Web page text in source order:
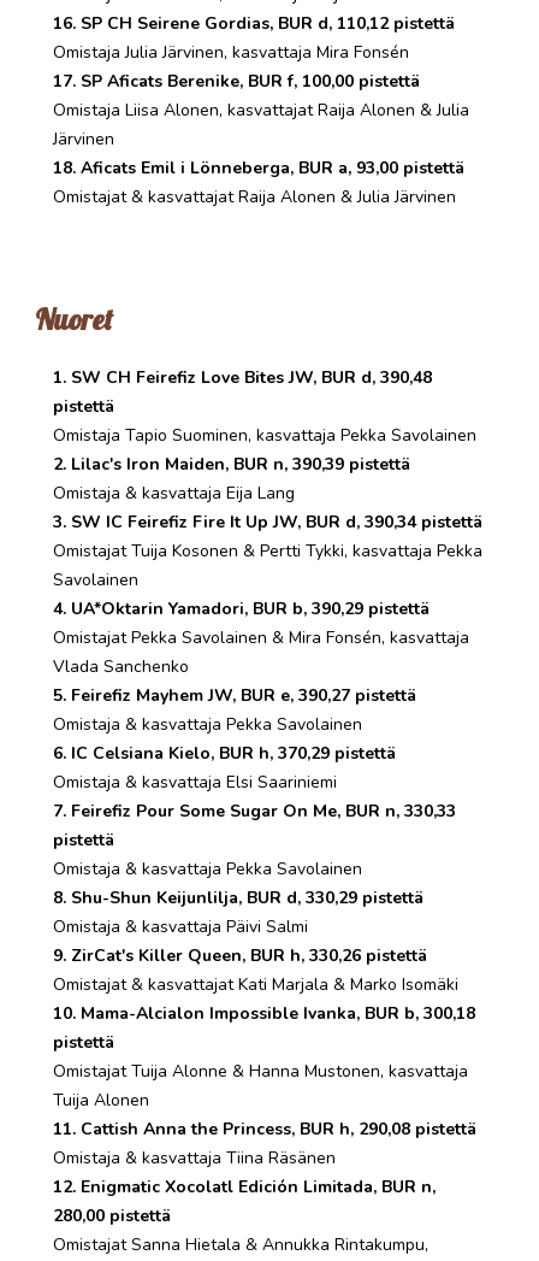
16. SP CH Seirene Gordias, BUR d, 110,12 pistettä
Omistaja Julia Järvinen, kasvattaja Mira Fonsén
17. SP Aficats Berenike, BUR f, 100,00 pistettä
Omistaja Liisa Alonen, kasvattajat Raija Alonen & Julia
Järvinen
18. Aficats Emil i Lönneberga, BUR a, 93,00 pistettä
Omistajat & kasvattajat Raija Alonen & Julia Järvinen
Nuoret
1. SW CH Feirefiz Love Bites JW, BUR d, 390,48
pistettä
Omistaja Tapio Suominen, kasvattaja Pekka Savolainen
2. Lilac's Iron Maiden, BUR n, 390,39 pistettä
Omistaja & kasvattaja Eija Lang
3. SW IC Feirefiz Fire It Up JW, BUR d, 390,34 pistettä
Omistajat Tuija Kosonen & Pertti Tykki, kasvattaja Pekka
Savolainen
4. UA*Oktarin Yamadori, BUR b, 390,29 pistettä
Omistajat Pekka Savolainen & Mira Fonsén, kasvattaja
Vlada Sanchenko
5. Feirefiz Mayhem JW, BUR e, 390,27 pistettä
Omistaja & kasvattaja Pekka Savolainen
6. IC Celsiana Kielo, BUR h, 370,29 pistettä
Omistaja & kasvattaja Elsi Saariniemi
7. Feirefiz Pour Some Sugar On Me, BUR n, 330,33
pistettä
Omistaja & kasvattaja Pekka Savolainen
8. Shu-Shun Keijunlilja, BUR d, 330,29 pistettä
Omistaja & kasvattaja Päivi Salmi
9. ZirCat's Killer Queen, BUR h, 330,26 pistettä
Omistajat & kasvattajat Kati Marjala & Marko Isomäki
10. Mama-Alcialon Impossible Ivanka, BUR b, 300,18
pistettä
Omistajat Tuija Alonne & Hanna Mustonen, kasvattaja
Tuija Alonen
11. Cattish Anna the Princess, BUR h, 290,08 pistettä
Omistaja & kasvattaja Tiina Räsänen
12. Enigmatic Xocolatl Edición Limitada, BUR n,
280,00 pistettä
Omistajat Sanna Hietala & Annukka Rintakumpu,